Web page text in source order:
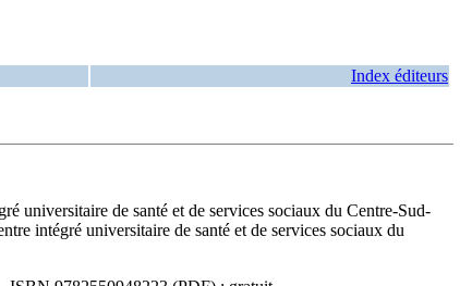
Index éditeurs
universitaire de santé et de services sociaux du Centre-Sud-
intégré universitaire de santé et de services sociaux du